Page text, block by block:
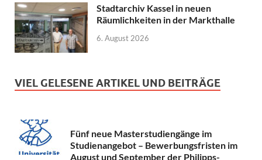
Stadtarchiv Kassel in neuen
Räumlichkeiten in der Markthalle
6. August 2026
VIEL GELESENE ARTIKEL UND BEITRÄGE
Fünf neue Masterstudiengänge im
Studienangebot – Bewerbungsfristen im
August und September der Philipps-